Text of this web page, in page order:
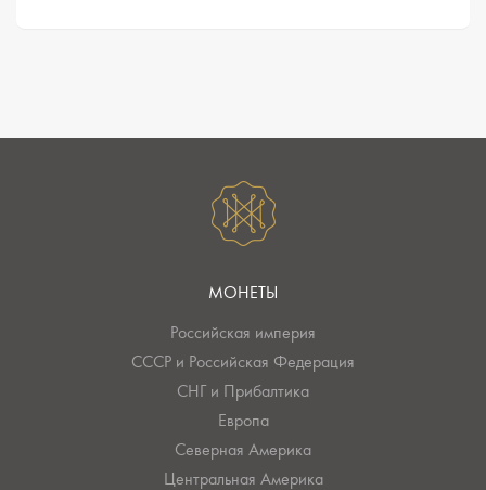
МОНЕТЫ
Российская империя
СССР и Российская Федерация
СНГ и Прибалтика
Европа
Северная Америка
Центральная Америка